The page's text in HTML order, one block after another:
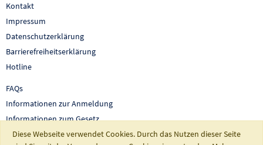
Kontakt
Impressum
Datenschutzerklärung
Barrierefreiheitserklärung
Hotline
FAQs
Informationen zur Anmeldung
Informationen zum Gesetz
Auswertungen und Berichte
Diese Webseite verwendet Cookies. Durch das Nutzen dieser Seite